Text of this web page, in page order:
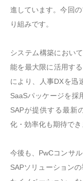
進しています。今回
り組みです。
システム構築におい
能を最大限に活用す
により、人事DXを迅
SaaSパッケージを採
SAPが提供する最新
化・効率化も期待でき
今後も、PwCコンサ
SAPソリューション